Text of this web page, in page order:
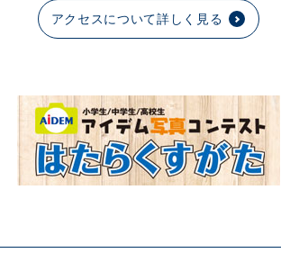
アクセスについて詳しく見る